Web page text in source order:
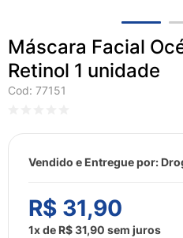
Máscara Facial
Retinol 1 unidade
Cod: 77151
Vendido e Entregue por:
R$ 31,90
1x de R$31,90 sem juros
4º
fly gotas
8º
sabonete
fralda